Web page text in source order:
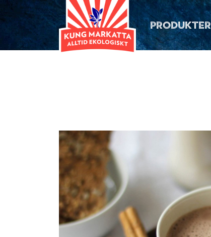
PRODUKTER